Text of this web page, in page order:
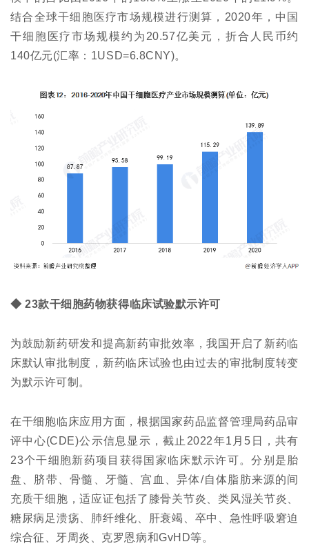
结合全球干细胞医疗市场规模进行测算，2020年，中国
干细胞医疗市场规模约为20.57亿美元，折合人民币约
140亿元(汇率：1USD=6.8CNY)。
◆ 23款干细胞药物获得临床试验默示许可
为鼓励新药研发和提高新药审批效率，我国开启了新药临
床默认审批制度，新药临床试验也由过去的审批制度转变
为默示许可制。
在干细胞临床应用方面，根据国家药品监督管理局药品审
评中心(CDE)公示信息显示，截止2022年1月5日，共有
23个干细胞新药项目获得国家临床默示许可。分别是胎
盘、脐带、骨髓、牙髓、宫血、异体/自体脂肪来源的间
充质干细胞，适应证包括了膝骨关节炎、类风湿关节炎、
糖尿病足溃疡、肺纤维化、肝衰竭、卒中、急性呼吸窘迫
综合征、牙周炎、克罗恩病和GvHD等。